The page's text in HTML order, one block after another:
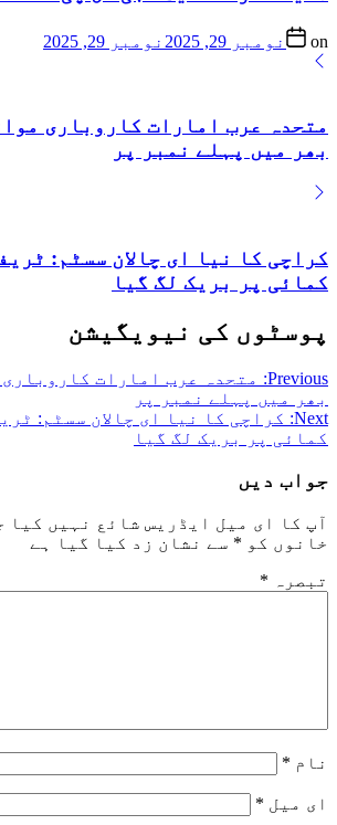
on نومبر 29, 2025 نومبر 29, 2025
متحدہ عرب امارات کاروباری
بھر میں پہلے نمبر پر
کراچی کا نیا ای چالان سسٹم:
کمائی پر بریک لگ گیا
پوسٹوں کی نیویگیشن
Previous:
متحدہ عرب امارات
بھر میں پہلے نمبر پر
Next: کراچی کا نیا ای چالان سسٹم:
کمائی پر بریک لگ گیا
جواب دیں
آپ کا ای میل ایڈریس شائع نہیں کیا
خانوں کو * سے نشان زد کیا گیا ہے
تبصرہ *
نام *
ای میل *